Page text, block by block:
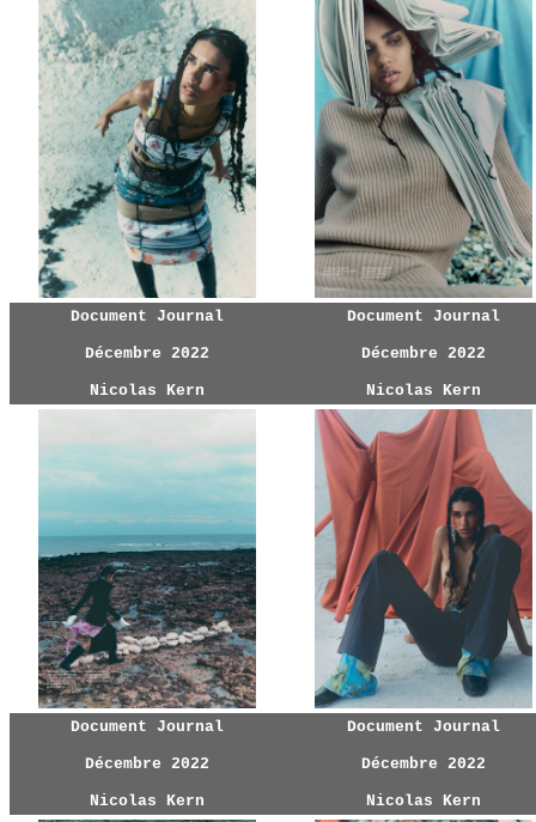
Document Journal
Décembre 2022
Nicolas Kern
Document Journal
Décembre 2022
Nicolas Kern
Document Journal
Décembre 2022
Nicolas Kern
Document Journal
Décembre 2022
Nicolas Kern